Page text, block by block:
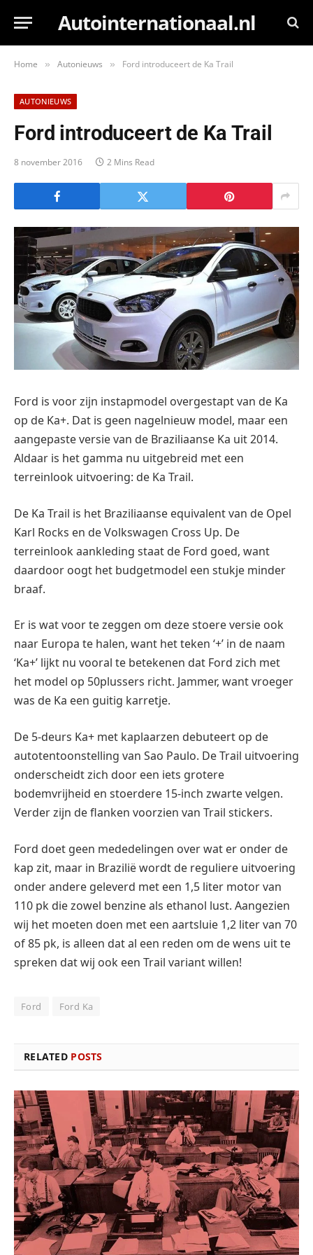
Autointernationaal.nl
Home » Autonieuws » Ford introduceert de Ka Trail
AUTONIEUWS
Ford introduceert de Ka Trail
8 november 2016 2 Mins Read
Ford is voor zijn instapmodel overgestapt van de Ka
op de Ka+. Dat is geen nagelnieuw model, maar een
aangepaste versie van de Braziliaanse Ka uit 2014.
Aldaar is het gamma nu uitgebreid met een
terreinlook uitvoering: de Ka Trail.
De Ka Trail is het Braziliaanse equivalent van de Opel
Karl Rocks en de Volkswagen Cross Up. De
terreinlook aankleding staat de Ford goed, want
daardoor oogt het budgetmodel een stukje minder
braaf.
Er is wat voor te zeggen om deze stoere versie ook
naar Europa te halen, want het teken ‘+’ in de naam
‘Ka+’ lijkt nu vooral te betekenen dat Ford zich met
het model op 50plussers richt. Jammer, want vroeger
was de Ka een guitig karretje.
De 5-deurs Ka+ met kaplaarzen debuteert op de
autotentoonstelling van Sao Paulo. De Trail uitvoering
onderscheidt zich door een iets grotere
bodemvrijheid en stoerdere 15-inch zwarte velgen.
Verder zijn de flanken voorzien van Trail stickers.
Ford doet geen mededelingen over wat er onder de
kap zit, maar in Brazilië wordt de reguliere uitvoering
onder andere geleverd met een 1,5 liter motor van
110 pk die zowel benzine als ethanol lust. Aangezien
wij het moeten doen met een aartsluie 1,2 liter van 70
of 85 pk, is alleen dat al een reden om de wens uit te
spreken dat wij ook een Trail variant willen!
Ford Ford Ka
RELATED POSTS